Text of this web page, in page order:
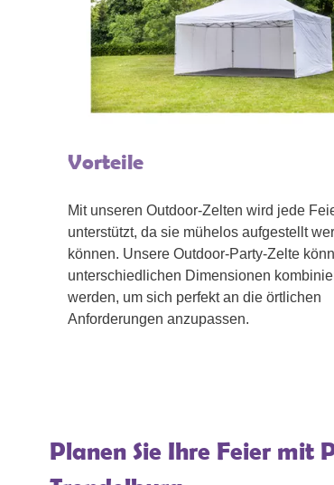
Vorteile
Mit unseren Outdoor-Zelten wird jede
unterstützt, da sie mühelos aufgestellt
können. Unsere Outdoor-Party-Zelte
unterschiedlichen Dimensionen
werden, um sich perfekt an die örtlichen
Anforderungen anzupassen.
Planen Sie Ihre Feier mit